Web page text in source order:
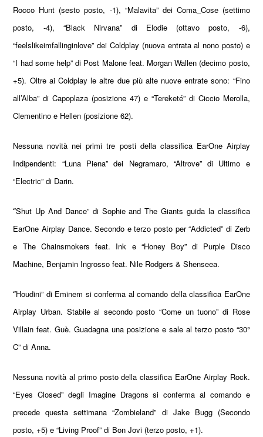
Rocco Hunt (sesto posto, -1), “Malavita” dei Coma_Cose (settimo
posto, -4), “Black Nirvana” di Elodie (ottavo posto, -6),
“feelslikeimfallinginlove” dei Coldplay (nuova entrata al nono posto) e
“I had some help” di Post Malone feat. Morgan Wallen (decimo posto,
+5). Oltre ai Coldplay le altre due più alte nuove entrate sono: “Fino
all’Alba” di Capoplaza (posizione 47) e “Tereketé” di Ciccio Merolla,
Clementino e Hellen (posizione 62).
Nessuna novità nei primi tre posti della classifica EarOne Airplay
Indipendenti: “Luna Piena” dei Negramaro, “Altrove” di Ultimo e
“Electric” di Darin.
“Shut Up And Dance” di Sophie and The Giants guida la classifica
EarOne Airplay Dance. Secondo e terzo posto per“Addicted” di Zerb
e The Chainsmokers feat. Ink e “Honey Boy” di Purple Disco
Machine, Benjamin Ingrosso feat. Nile Rodgers & Shenseea.
“Houdini” di Eminem si conferma al comando della classifica EarOne
Airplay Urban. Stabile al secondo posto “Come un tuono” di Rose
Villain feat. Guè. Guadagna una posizione e sale al terzo posto “30°
C” di Anna.
Nessuna novità al primo posto della classifica EarOne Airplay Rock.
“Eyes Closed”degli Imagine Dragons si conferma al comando e
precede questa settimana “Zombieland” di Jake Bugg (Secondo
posto, +5) e “Living Proof” di Bon Jovi (terzo posto, +1).